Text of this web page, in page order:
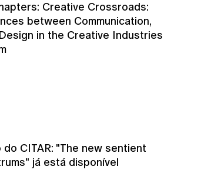
Creative Crossroads:
between Communication,
in the Creative Industries
do CITAR: "The new sentient
já está disponível